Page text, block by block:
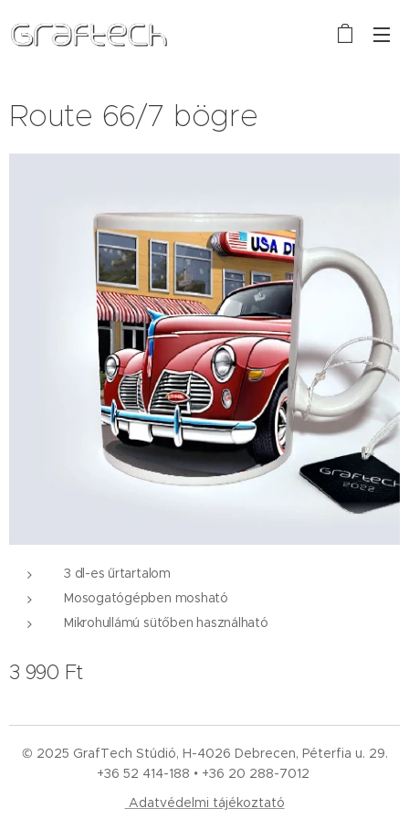
Route 66/7 bögre
3 dl-es űrtartalom
Mosogatógépben mosható
Mikrohullámú sütőben használható
3 990 Ft
© 2025 GrafTech Stúdió, H-4026 Debrecen, Péterfia u. 29.
+36 52 414-188 • +36 20 288-7012
Adatvédelmi tájékoztató